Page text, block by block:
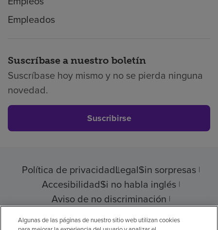
Empleados
Suscríbase a nuestro boletín
Suscríbase hoy mismo y no se pierda ninguna
novedad.
Suscribirse
Política de privacidadLegalSin sorpresas
AccesibilidadSi no habla inglés
Aviso de no discriminación
Cumplimiento de los proveedores
Algunas de las páginas de nuestro sitio web utilizan cookies